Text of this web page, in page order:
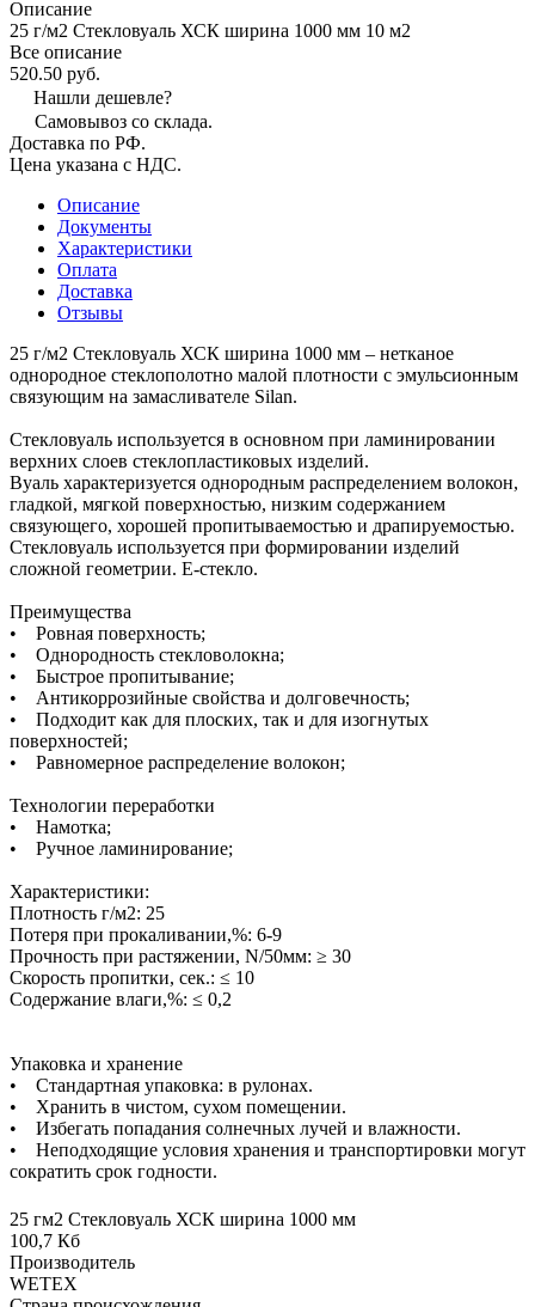
Описание
25 г/м2 Стекловуаль ХСК ширина 1000 мм 10 м2
Все описание
520.50 руб.
Нашли дешевле?
Самовывоз со склада.
Доставка по РФ.
Цена указана с НДС.
Описание
Документы
Характеристики
Оплата
Доставка
Отзывы
25 г/м2 Стекловуаль ХСК ширина 1000 мм – нетканое
однородное стеклополотно малой плотности с эмульсионным
связующим на замасливателе Silan.
Стекловуаль используется в основном при ламинировании
верхних слоев стеклопластиковых изделий.
Вуаль характеризуется однородным распределением волокон,
гладкой, мягкой поверхностью, низким содержанием
связующего, хорошей пропитываемостью и драпируемостью.
Стекловуаль используется при формировании изделий
сложной геометрии. Е-стекло.
Преимущества
• Ровная поверхность;
• Однородность стекловолокна;
• Быстрое пропитывание;
• Антикоррозийные свойства и долговечность;
• Подходит как для плоских, так и для изогнутых
поверхностей;
• Равномерное распределение волокон;
Технологии переработки
• Намотка;
• Ручное ламинирование;
Характеристики:
Плотность г/м2: 25
Потеря при прокаливании,%: 6-9
Прочность при растяжении, N/50мм: ≥ 30
Скорость пропитки, сек.: ≤ 10
Содержание влаги,%: ≤ 0,2
Упаковка и хранение
• Стандартная упаковка: в рулонах.
• Хранить в чистом, сухом помещении.
• Избегать попадания солнечных лучей и влажности.
• Неподходящие условия хранения и транспортировки могут
сократить срок годности.
25 гм2 Стекловуаль ХСК ширина 1000 мм
100,7 Кб
Производитель
WETEX